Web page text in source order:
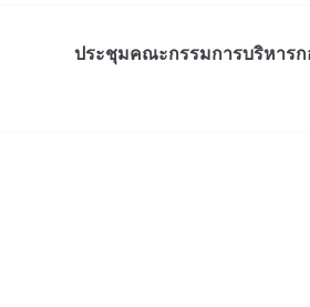
ประชุมคณะกรรมการบริหาร